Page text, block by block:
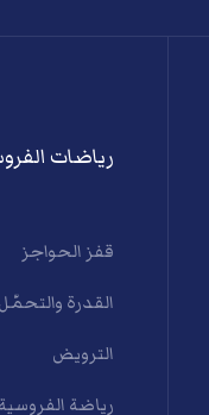
رياضات
قفز الحواجز
القدرة والتحمّل
الترويض
رياضة